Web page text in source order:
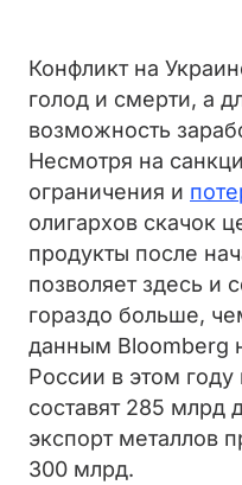
Конфликт на
голод и смерти, а
возможность
Несмотря на
ограничения и
олигархов скачок
продукты после
позволяет здесь и
гораздо больше,
данным Bloomberg
России в этом году
составят 285 млрд
экспорт металлов
300 млрд.